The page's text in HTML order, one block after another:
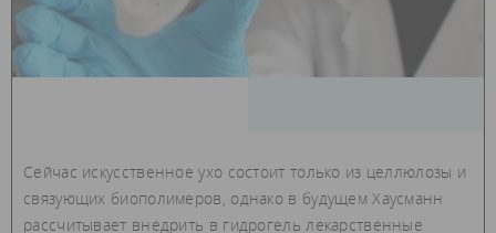
Сейчас искусственное ухо состоит только из целлюлозы и
связующих биополимеров, однако в будущем Хаусманн
рассчитывает внедрить в гидрогель лекарственные